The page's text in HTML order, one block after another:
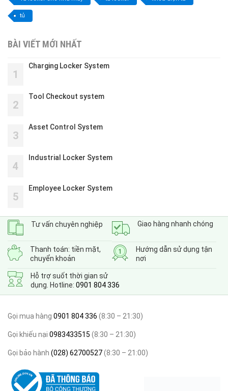
tủ
BÀI VIẾT MỚI NHẤT
1
Charging Locker System
2
Tool Checkout system
3
Asset Control System
4
Industrial Locker System
5
Employee Locker System
Tư vấn chuyên nghiệp Giao hàng nhanh chóng
Thanh toán: tiền mặt,
chuyển khoản
Hướng dẫn sử dụng tận
nơi
Hỗ trợ suốt thời gian sử
dụng. Hotline: 0901 804 336
Gọi mua hàng 0901 804 336 (8:30 – 21:30)
Gọi khiếu nại 0983433515 (8:30 – 21:30)
Gọi bảo hành (028) 62700527(8:30 – 21:00)